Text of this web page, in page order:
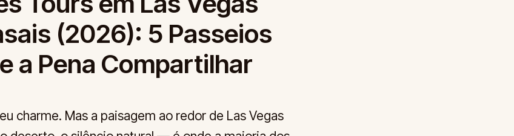
(2026): 5 Passeios
a Pena Compartilhar
charme. Mas a paisagem ao redor de Las Vegas